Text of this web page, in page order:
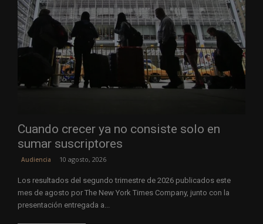
Cuando crecer ya no consiste solo en
sumar suscriptores
Audiencia 10 agosto, 2026
Los resultados del segundo trimestre de 2026 publicados este
mes de agosto por The New York Times Company, junto con la
presentación entregada a...